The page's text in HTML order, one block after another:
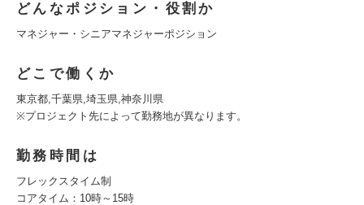
どんなポジション・役割か
マネジャー・シニアマネジャーポジション
どこで働くか
東京都,千葉県,埼玉県,神奈川県
※プロジェクト先によって勤務地が異なります。
勤務時間は
フレックスタイム制
コアタイム：10時～15時